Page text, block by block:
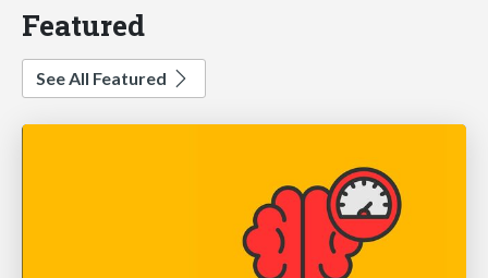
Featured
See All Featured